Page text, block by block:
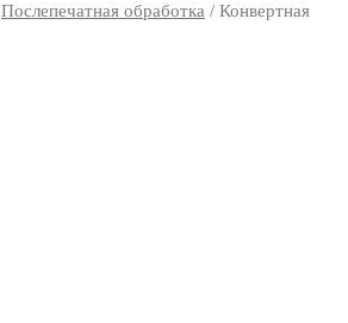
Послепечатная обработка / Конвертная